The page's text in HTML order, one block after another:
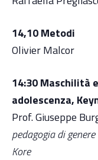
14,10 Metodi
Olivier Malcor
14:30 Maschilità
adolescenza,
Prof. Giuseppe
pedagogia di
Kore